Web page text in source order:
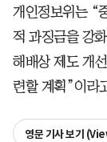
개인정보위는 “
적 과징금을 강
해배상 제도 개
련할 계획”이라
영문 기사 보기